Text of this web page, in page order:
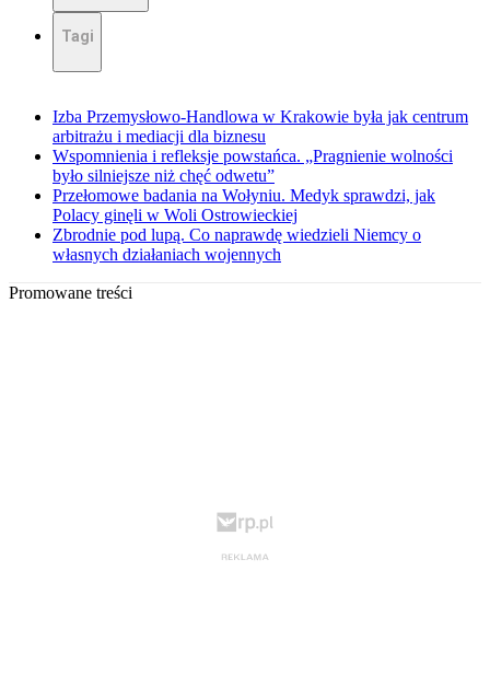
Tagi
Izba Przemysłowo-Handlowa w Krakowie była jak centrum
arbitrażu i mediacji dla biznesu
Wspomnienia i refleksje powstańca. „Pragnienie wolności
było silniejsze niż chęć odwetu”
Przełomowe badania na Wołyniu. Medyk sprawdzi, jak
Polacy ginęli w Woli Ostrowieckiej
Zbrodnie pod lupą. Co naprawdę wiedzieli Niemcy o
własnych działaniach wojennych
Promowane treści